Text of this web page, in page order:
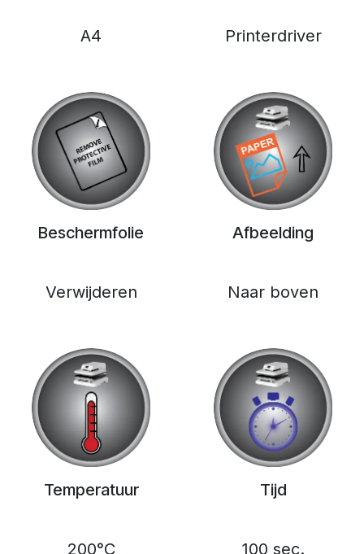
A4 Printerdriver
Beschermfolie
Verwijderen
Afbeelding
Naar boven
Temperatuur
200°C
Tijd
100 sec.